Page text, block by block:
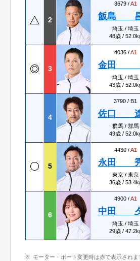
2
3679 /A1
飯島
埼玉 / 埼玉
48歳 /
3
4036 /A1
金田
埼玉 / 埼玉
43歳 /
4
3790 / B1
佐口
群馬 / 群馬
49歳 /
5
4430 /A1
永田
東京 / 東京
36歳 /
6
4900 /A1
中田
埼玉 / 埼玉
29歳 /
モーター・ボート変更時は赤で表示されま